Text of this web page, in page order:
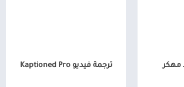
مهكر ترجمة فيديو Kaptioned Pro